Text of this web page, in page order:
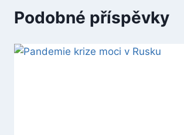
Podobné příspěvky